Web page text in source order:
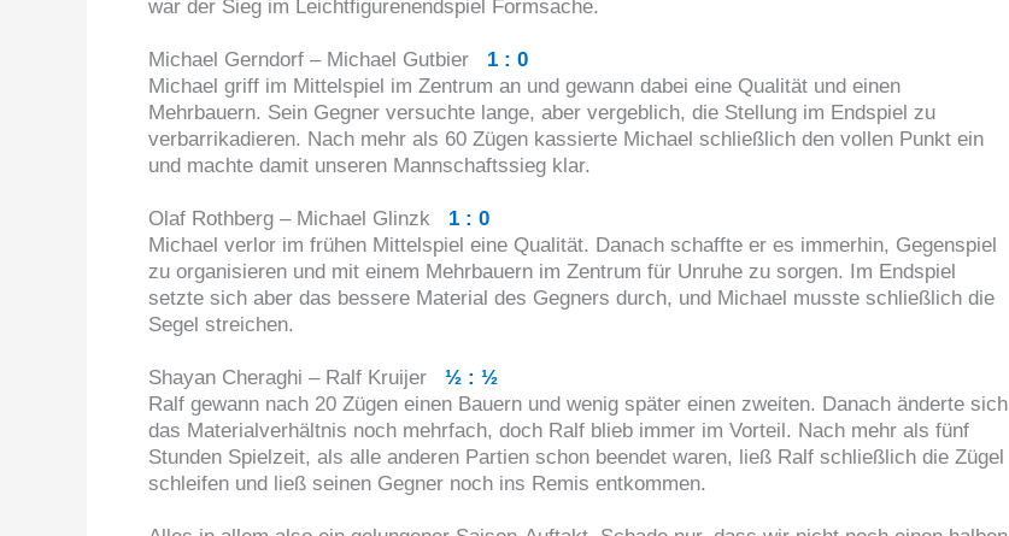
war der Sieg im Leichtfigurenendspiel Formsache.
Michael Gerndorf – Michael Gutbier 1 : 0
Michael griff im Mittelspiel im Zentrum an und gewann dabei eine Qualität und einen
Mehrbauern. Sein Gegner versuchte lange, aber vergeblich, die Stellung im Endspiel zu
verbarrikadieren. Nach mehr als 60 Zügen kassierte Michael schließlich den vollen Punkt ein
und machte damit unseren Mannschaftssieg klar.
Olaf Rothberg – Michael Glinzk 1 : 0
Michael verlor im frühen Mittelspiel eine Qualität. Danach schaffte er es immerhin, Gegenspiel
zu organisieren und mit einem Mehrbauern im Zentrum für Unruhe zu sorgen. Im Endspiel
setzte sich aber das bessere Material des Gegners durch, und Michael musste schließlich die
Segel streichen.
Shayan Cheraghi – Ralf Kruijer ½ : ½
Ralf gewann nach 20 Zügen einen Bauern und wenig später einen zweiten. Danach änderte sich
das Materialverhältnis noch mehrfach, doch Ralf blieb immer im Vorteil. Nach mehr als fünf
Stunden Spielzeit, als alle anderen Partien schon beendet waren, ließ Ralf schließlich die Zügel
schleifen und ließ seinen Gegner noch ins Remis entkommen.